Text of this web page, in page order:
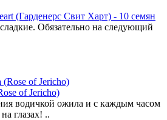
(Гарденерс Свит Харт) - 10 семян
Обязательно на следующий
of Jericho)
водичкой ожила и с каждым часом
глазах! ..